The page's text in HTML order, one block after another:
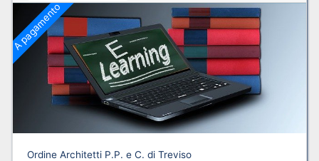
A pagamento
Ordine Architetti P.P. e C. di Treviso